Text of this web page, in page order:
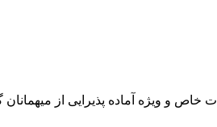
خاص و ویژه آماده پذیرایی از